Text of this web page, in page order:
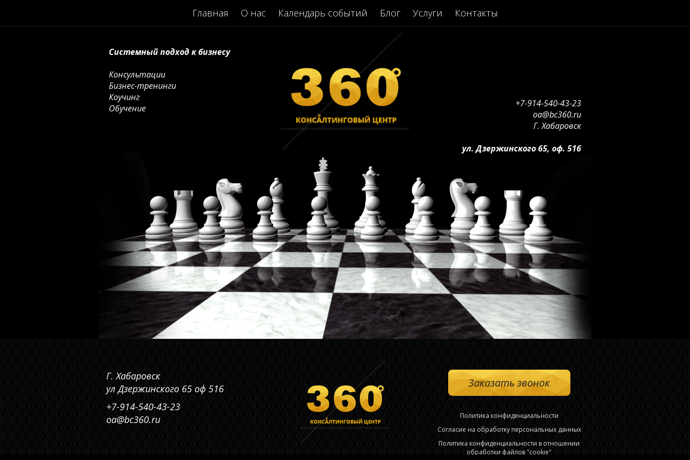
Главная О нас Календарь событий Блог Услуги Контакты
Системный подход к бизнесу
Консультации
Бизнес-тренинги
Коучинг
Обучение
+7-914-540-43-23
oa@bc360.ru
Г. Хабаровск
ул. Дзержинского 65, оф. 516
Г. Хабаровск
ул Дзержинского 65 оф 516
+7-914-540-43-23
oa@bc360.ru
Заказать звонок
Политика конфиденциальности
Согласие на обработку персональных данных
Политика конфиденциальности в отношении
обработки файлов "cookie"